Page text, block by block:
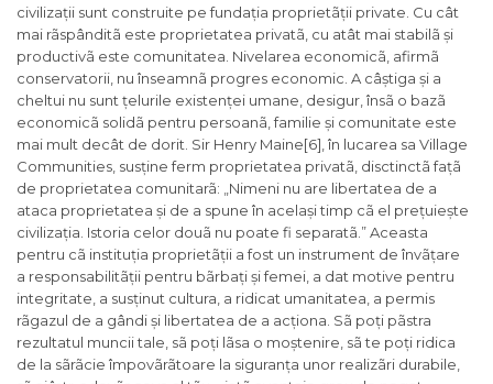
civilizații sunt construite pe fundația proprietãții private. Cu cât
mai rãspânditã este proprietatea privatã, cu atât mai stabilã și
productivã este comunitatea. Nivelarea economicã, afirmã
conservatorii, nu înseamnã progres economic. A câștiga și a
cheltui nu sunt țelurile existenței umane, desigur, însã o bazã
economicã solidã pentru persoanã, familie și comunitate este
mai mult decât de dorit. Sir Henry Maine[6], în lucarea sa Village
Communities , susține ferm proprietatea privatã, disctinctã fațã
de proprietatea comunitarã: „Nimeni nu are libertatea de a
ataca proprietatea și de a spune în același timp cã el prețuiește
civilizația. Istoria celor douã nu poate fi separatã.” Aceasta
pentru cã instituția proprietãții a fost un instrument de învãțare
a responsabilitãții pentru bãrbați și femei, a dat motive pentru
integritate, a susținut cultura, a ridicat umanitatea, a permis
rãgazul de a gândi și libertatea de a acționa. Sã poți pãstra
rezultatul muncii tale, sã poți lãsa o moștenire, sã te poți ridica
de la sãrãcie împovãrãtoare la siguranța unor realizãri durabile,